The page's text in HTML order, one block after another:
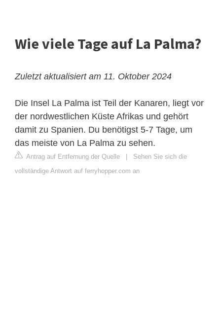
Wie viele Tage auf La Palma?
Zuletzt aktualisiert am 11. Oktober 2024
Die Insel La Palma ist Teil der Kanaren, liegt vor
der nordwestlichen Küste Afrikas und gehört
damit zu Spanien. Du benötigst 5-7 Tage, um
das meiste von La Palma zu sehen.
Antrag auf Entfernung der Quelle
Sehen Sie sich die
vollständige Antwort auf ferryhopper.com an